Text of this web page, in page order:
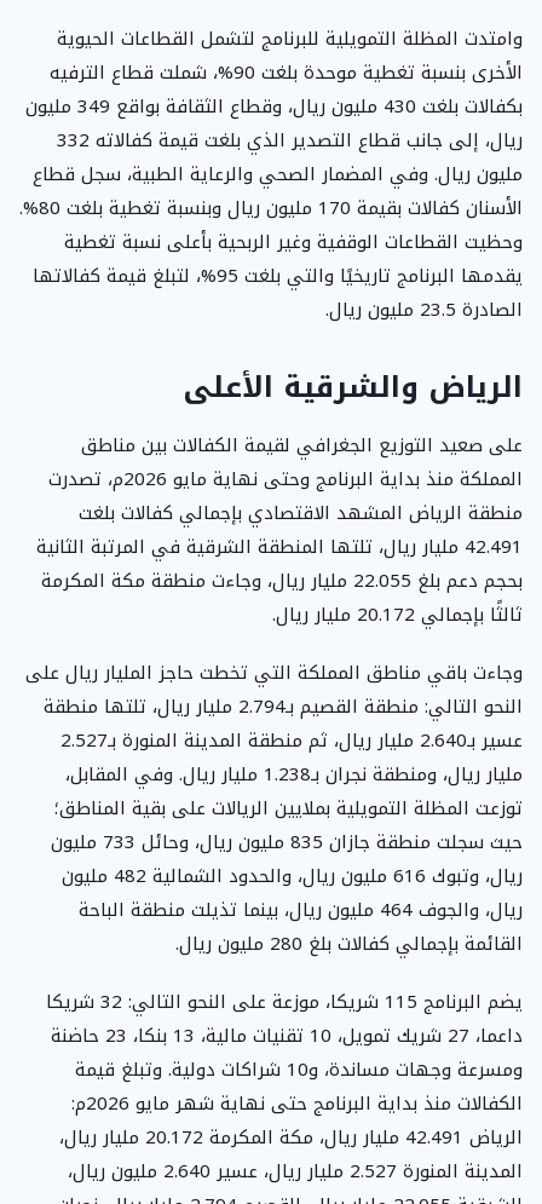
وامتدت المظلة التمويلية للبرنامج لتشمل القطاعات الحيوية
الأخرى بنسبة تغطية موحدة بلغت 90%، شملت قطاع الترفيه
بكفالات بلغت 430 مليون ريال، وقطاع الثقافة بواقع 349 مليون
ريال، إلى جانب قطاع التصدير الذي بلغت قيمة كفالاته 332
مليون ريال. وفي المضمار الصحي والرعاية الطبية، سجل قطاع
الأسنان كفالات بقيمة 170 مليون ريال وبنسبة تغطية بلغت 80%.
وحظيت القطاعات الوقفية وغير الربحية بأعلى نسبة تغطية
يقدمها البرنامج تاريخيًا والتي بلغت 95%، لتبلغ قيمة كفالاتها
الصادرة 23.5 مليون ريال.
الرياض والشرقية الأعلى
على صعيد التوزيع الجغرافي لقيمة الكفالات بين مناطق
المملكة منذ بداية البرنامج وحتى نهاية مايو 2026م، تصدرت
منطقة الرياض المشهد الاقتصادي بإجمالي كفالات بلغت
42.491 مليار ريال، تلتها المنطقة الشرقية في المرتبة الثانية
بحجم دعم بلغ 22.055 مليار ريال، وجاءت منطقة مكة المكرمة
ثالثًا بإجمالي 20.172 مليار ريال.
وجاءت باقي مناطق المملكة التي تخطت حاجز المليار ريال على
النحو التالي: منطقة القصيم بـ2.794 مليار ريال، تلتها منطقة
عسير بـ2.640 مليار ريال، ثم منطقة المدينة المنورة بـ2.527
مليار ريال، ومنطقة نجران بـ1.238 مليار ريال. وفي المقابل،
توزعت المظلة التمويلية بملايين الريالات على بقية المناطق؛
حيث سجلت منطقة جازان 835 مليون ريال، وحائل 733 مليون
ريال، وتبوك 616 مليون ريال، والحدود الشمالية 482 مليون
ريال، والجوف 464 مليون ريال، بينما تذيلت منطقة الباحة
القائمة بإجمالي كفالات بلغ 280 مليون ريال.
يضم البرنامج 115 شريكا، موزعة على النحو التالي: 32 شريكا
داعما، 27 شريك تمويل، 10 تقنيات مالية، 13 بنكا، 23 حاضنة
ومسرعة وجهات مساندة، و10 شراكات دولية. وتبلغ قيمة
الكفالات منذ بداية البرنامج حتى نهاية شهر مايو 2026م:
الرياض 42.491 مليار ريال، مكة المكرمة 20.172 مليار ريال،
المدينة المنورة 2.527 مليار ريال، عسير 2.640 مليون ريال،